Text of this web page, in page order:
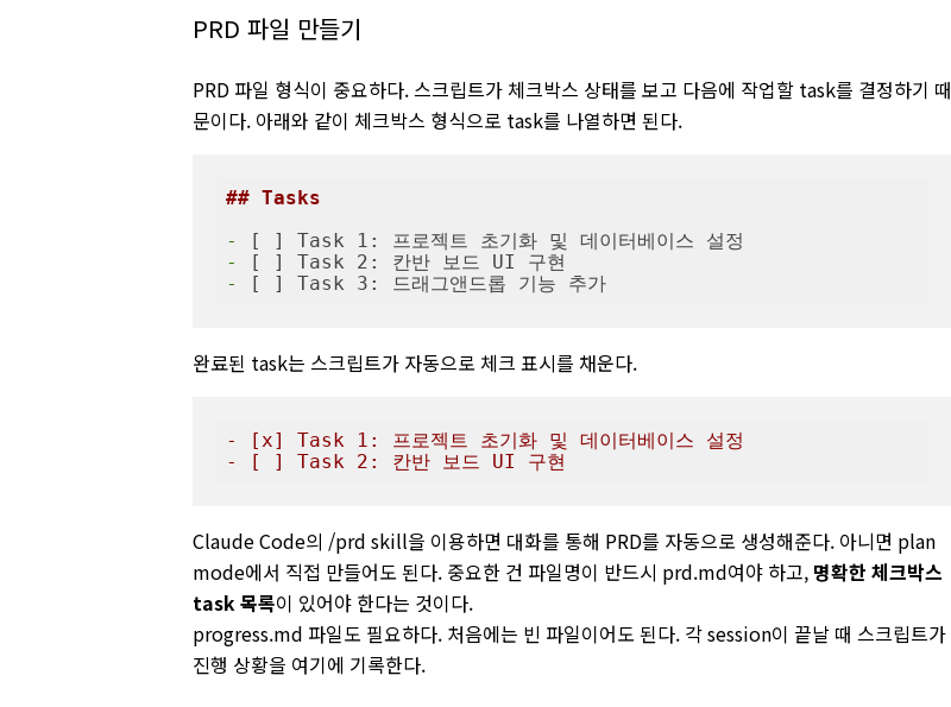
PRD 파일 만들기
PRD 파일 형식이 중요하다. 스크립트가 체크박스 상태를 보고 다음에 작업할 task를 결정하기 때
문이다. 아래와 같이 체크박스 형식으로 task를 나열하면 된다.
## Tasks
-
-
-
완료된 task는 스크립트가 자동으로 체크 표시를 채운다.
- [x] Task 1: 프로젝트 초기화 및 데이터베이스 설정
- [ ] Task 2: 칸반 보드 UI 구현
Claude Code의 /prd skill을 이용하면 대화를 통해 PRD를 자동으로 생성해준다. 아니면 plan
mode에서 직접 만들어도 된다. 중요한 건 파일명이 반드시 prd.md여야 하고, 명확한 체크박스
task 목록이 있어야 한다는 것이다.
progress.md 파일도 필요하다. 처음에는 빈 파일이어도 된다. 각 session이 끝날 때 스크립트가
진행 상황을 여기에 기록한다.